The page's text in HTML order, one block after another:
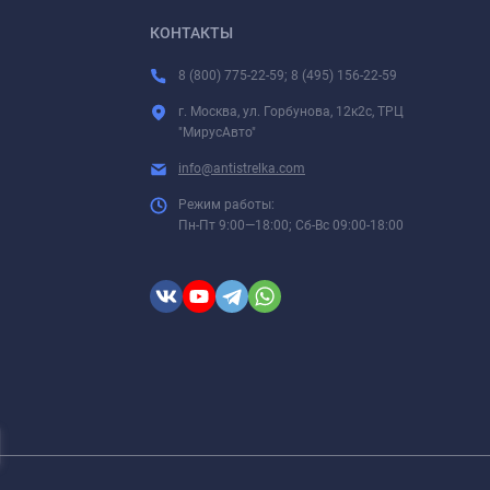
КОНТАКТЫ
8 (800) 775-22-59; 8 (495) 156-22-59
г. Москва, ул. Горбунова, 12к2с, ТРЦ
"МирусАвто"
info@antistrelka.com
Режим работы:
Пн-Пт 9:00—18:00; Сб-Вс 09:00-18:00